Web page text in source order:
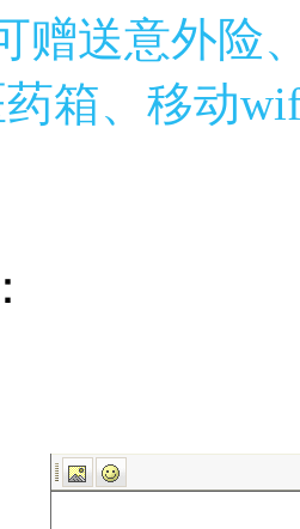
赠送意外险
箱、移动